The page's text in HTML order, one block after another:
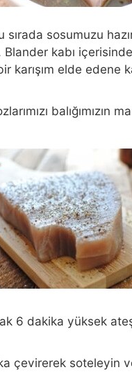
sırada sosumuzu
kabı
karışım elde edene
balığımızın
6 dakika yüksek
çevirerek soteleyin